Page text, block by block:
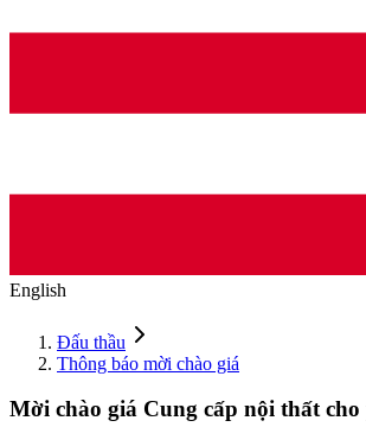
English
Đấu thầu
Thông báo mời chào giá
Mời chào giá Cung cấp nội thất cho